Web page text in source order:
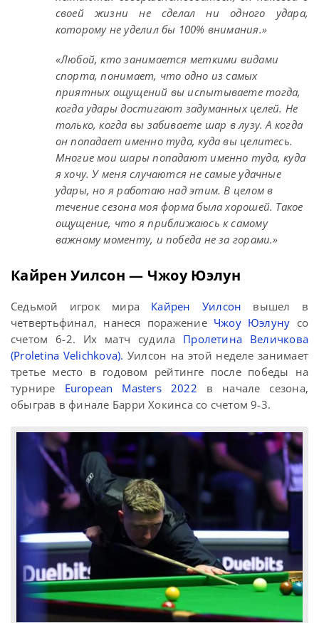
своей жизни не сделал ни одного удара,
которому не уделил бы 100% внимания.»
«Любой, кто занимается меткими видами
спорта, понимает, что одно из самых
приятных ощущений вы испытываете тогда,
когда удары достигают задуманных целей. Не
только, когда вы забиваете шар в лузу. А когда
он попадает именно туда, куда вы целитесь.
Многие мои шары попадают именно туда, куда
я хочу. У меня случаются не самые удачные
удары, но я работаю над этим. В целом в
течение сезона моя форма была хорошей. Такое
ощущение, что я приближаюсь к самому
важному моменту, и победа не за горами.»
Кайрен Уилсон — Чжоу Юэлун
Седьмой игрок мира Кайрен Уилсон вышел в
четвертьфинал, нанеся поражение Чжоу Юэлуну со
счетом 6-2. Их матч судила Пролетина Величкова
(Proletina Velichkova).Уилсон на этой неделе занимает
третье место в годовом рейтинге после победы на
турнире European Masters 2022 в начале сезона,
обыграв в финале Барри Хокинса со счетом 9-3.